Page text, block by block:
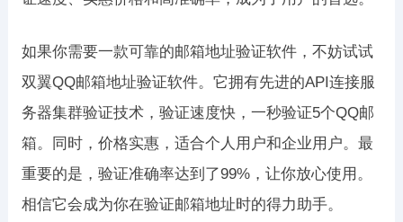
如果你需要一款可靠的邮箱地址验证软件，不妨试试
双翼QQ邮箱地址验证软件。它拥有先进的API连接服
务器集群验证技术，验证速度快，一秒验证5个QQ邮
箱。同时，价格实惠，适合个人用户和企业用户。最
重要的是，验证准确率达到了99%，让你放心使用。
相信它会成为你在验证邮箱地址时的得力助手。